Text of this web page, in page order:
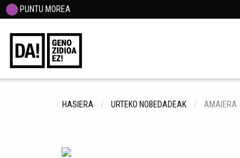
PUNTU MOREA
HASIERA URTEKO NOBEDADEAK AMAIERA